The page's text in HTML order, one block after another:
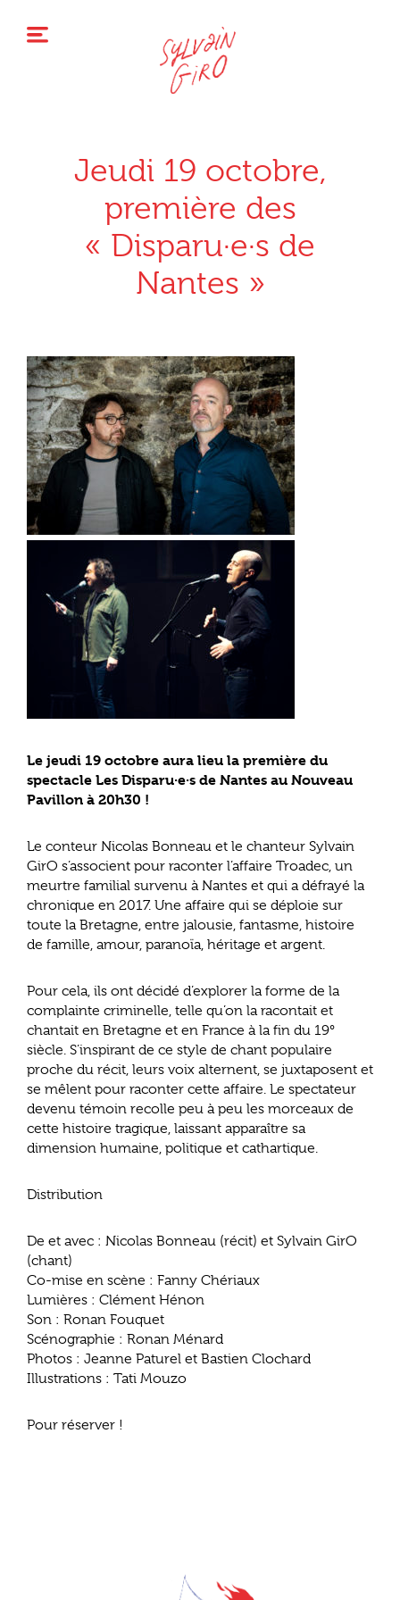
Jeudi 19 octobre,
première des
« Disparu·e·s de
Nantes »
Le jeudi 19 octobre aura lieu la première du
spectacle Les Disparu·e·s de Nantes au Nouveau
Pavillon à 20h30 !
Le conteur Nicolas Bonneau et le chanteur Sylvain
GirO s’associent pour raconter l’affaire Troadec, un
meurtre familial survenu à Nantes et qui a défrayé la
chronique en 2017. Une affaire qui se déploie sur
toute la Bretagne, entre jalousie, fantasme, histoire
de famille, amour, paranoïa, héritage et argent.
Pour cela, ils ont décidé d’explorer la forme de la
complainte criminelle, telle qu’on la racontait et
chantait en Bretagne et en France à la fin du 19°
siècle. S’inspirant de ce style de chant populaire
proche du récit, leurs voix alternent, se juxtaposent et
se mêlent pour raconter cette affaire. Le spectateur
devenu témoin recolle peu à peu les morceaux de
cette histoire tragique, laissant apparaître sa
dimension humaine, politique et cathartique.
Distribution
De et avec : Nicolas Bonneau (récit) et Sylvain GirO
(chant)
Co-mise en scène : Fanny Chériaux
Lumières : Clément Hénon
Son : Ronan Fouquet
Scénographie : Ronan Ménard
Photos : Jeanne Paturel et Bastien Clochard
Illustrations : Tati Mouzo
Pour réserver !